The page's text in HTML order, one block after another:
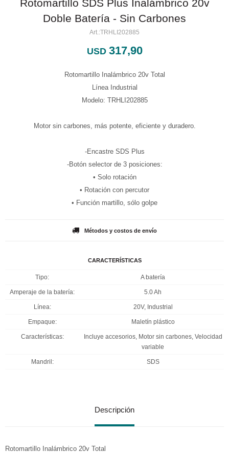
Rotomartillo SDS Plus Inalámbrico 20v
Doble Batería - Sin Carbones
TRHLI202885
USD 317,90
Rotomartillo Inalámbrico 20v Total
Línea Industrial
Modelo: TRHLI202885
Motor sin carbones, más potente, eficiente y duradero.
-Encastre SDS Plus
-Botón selector de 3 posiciones:
• Solo rotación
• Rotación con percutor
• Función martillo, sólo golpe
Métodos y costos de envío
CARACTERÍSTICAS
Tipo A batería
Amperaje de la batería 5.0 Ah
Línea 20V, Industrial
Empaque Maletín plástico
Características
Incluye accesorios, Motor sin carbones, Velocidad
variable
Mandril SDS
Descripción
Rotomartillo Inalámbrico 20v Total